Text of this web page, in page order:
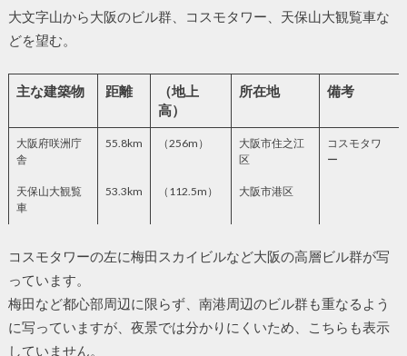
大文字山から大阪のビル群、コスモタワー、天保山大観覧車な
どを望む。
主な建築物 距離
（地上
高）
所在地 備考
大阪府咲洲庁
舎
55.8km （256m）
大阪市住之江
区
コスモタワ
ー
天保山大観覧
車
53.3km （112.5m） 大阪市港区
コスモタワーの左に梅田スカイビルなど大阪の高層ビル群が写
っています。
梅田など都心部周辺に限らず、南港周辺のビル群も重なるよう
に写っていますが、夜景では分かりにくいため、こちらも表示
していません。